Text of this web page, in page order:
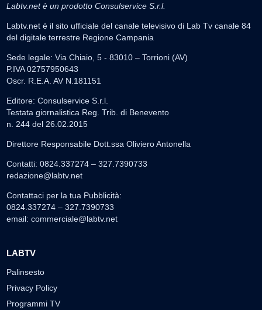
Labtv.net è un prodotto Consulservice S.r.l.
Labtv.net è il sito ufficiale del canale televisivo di Lab Tv canale 84
del digitale terrestre Regione Campania
Sede legale: Via Chiaio, 5 - 83010 – Torrioni (AV)
P.IVA 02757950643
Oscr. R.E.A. AV N.181151
Editore: Consulservice S.r.l.
Testata giornalistica Reg. Trib. di Benevento
n. 244 del 26.02.2015
Direttore Responsabile Dott.ssa Oliviero Antonella
Contatti: 0824.337274 – 327.7390733
redazione@labtv.net
Contattaci per la tua Pubblicità:
0824.337274 – 327.7390733
email: commerciale@labtv.net
LABTV
Palinsesto
Privacy Policy
Programmi TV